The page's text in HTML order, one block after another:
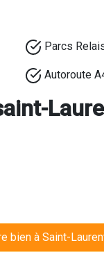
Parcs
Autoroute
bien à Saint-